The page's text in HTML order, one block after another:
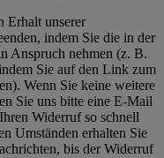
Erhalt unserer
indem Sie die in der
Anspruch nehmen (z. B.
Sie auf den Link zum
Wenn Sie keine weitere
Sie uns bitte eine E-Mail
Widerruf so schnell
Umständen erhalten Sie
bis der Widerruf